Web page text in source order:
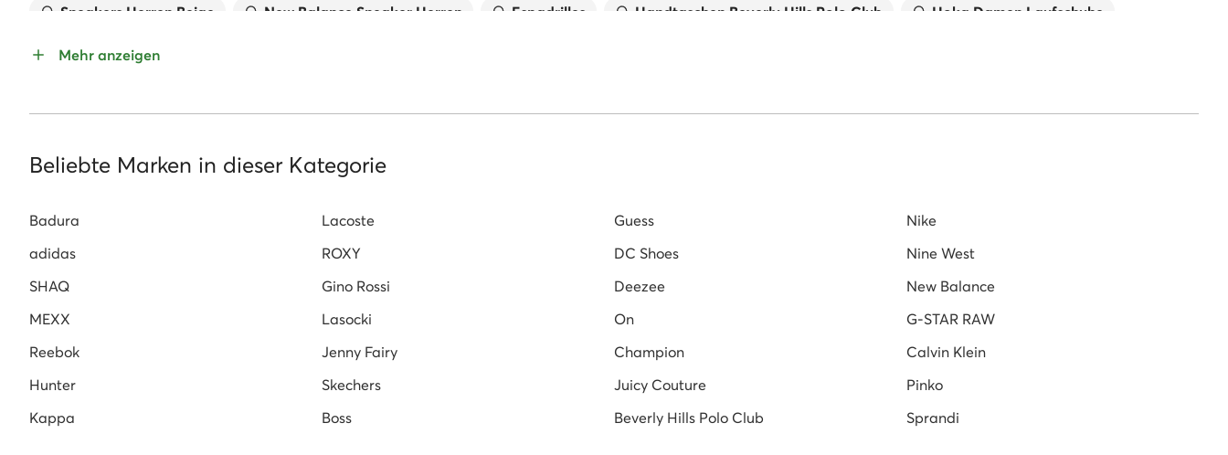
Sneakers Herren Beige
New Balance Sneaker Herren Espadrilles Handtaschen Beverly Hills Polo Club
Hoka Damen Laufschuhe
Mehr anzeigen
Beliebte Marken in dieser Kategorie
Badura Lacoste Guess
Nike
adidas
ROXY DC Shoes
Nine West
SHAQ
Gino Rossi Deezee
New Balance
MEXX
Lasocki On
G-STAR RAW
Reebok
Jenny Fairy Champion
Calvin Klein
Hunter
Skechers Juicy Couture
Pinko
Kappa
Boss Beverly Hills Polo Club Sprandi